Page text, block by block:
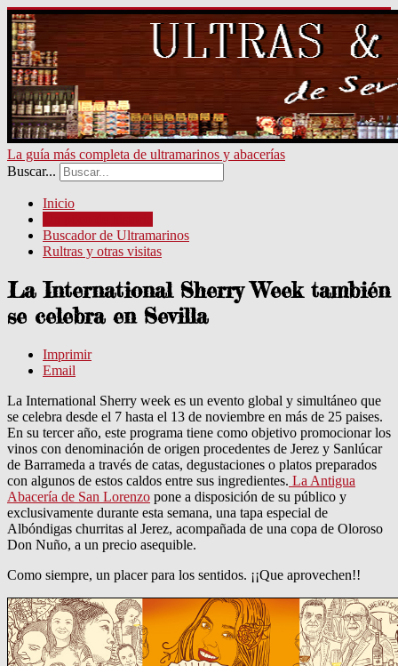
La guía más completa de ultramarinos y abacerías
Buscar...
Inicio
Buscador de Ultramarinos
Rultras y otras visitas
La International Sherry Week también
se celebra en Sevilla
Imprimir
Email
La International Sherry week es un evento global y simultáneo que
se celebra desde el 7 hasta el 13 de noviembre en más de 25 paises.
En su tercer año, este programa tiene como objetivo promocionar los
vinos con denominación de origen procedentes de Jerez y Sanlúcar
de Barrameda a través de catas, degustaciones o platos preparados
con algunos de estos caldos entre sus ingredientes. La Antigua
Abacería de San Lorenzo pone a disposición de su público y
exclusivamente durante esta semana, una tapa especial de
Albóndigas churritas al Jerez, acompañada de una copa de Oloroso
Don Nuño, a un precio asequible.
Como siempre, un placer para los sentidos. ¡¡Que aprovechen!!